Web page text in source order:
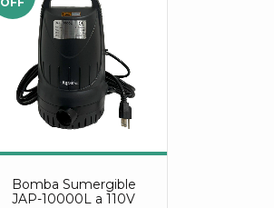
Bomba Sumergible
JAP-10000L a 110V